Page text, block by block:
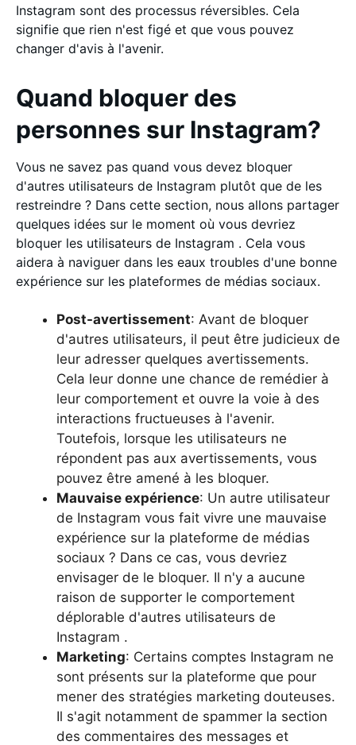
Instagram sont des processus réversibles. Cela
signifie que rien n'est figé et que vous pouvez
changer d'avis à l'avenir.
Quand bloquer des
personnes sur Instagram?
Vous ne savez pas quand vous devez bloquer
d'autres utilisateurs de Instagram plutôt que de les
restreindre ? Dans cette section, nous allons partager
quelques idées sur le moment où vous devriez
bloquer les utilisateurs de Instagram . Cela vous
aidera à naviguer dans les eaux troubles d'une bonne
expérience sur les plateformes de médias sociaux.
Post-avertissement: Avant de bloquer
d'autres utilisateurs, il peut être judicieux de
leur adresser quelques avertissements.
Cela leur donne une chance de remédier à
leur comportement et ouvre la voie à des
interactions fructueuses à l'avenir.
Toutefois, lorsque les utilisateurs ne
répondent pas aux avertissements, vous
pouvez être amené à les bloquer.
Mauvaise expérience: Un autre utilisateur
de Instagram vous fait vivre une mauvaise
expérience sur la plateforme de médias
sociaux ? Dans ce cas, vous devriez
envisager de le bloquer. Il n'y a aucune
raison de supporter le comportement
déplorable d'autres utilisateurs de
Instagram .
Marketing: Certains comptes Instagram ne
sont présents sur la plateforme que pour
mener des stratégies marketing douteuses.
Il s'agit notamment de spammer la section
des commentaires des messages et